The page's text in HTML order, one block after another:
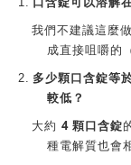
我們不建議這麼
成直接咀嚼的
2. 多少顆口含錠等
較低？
大約 4 顆口含錠
種電解質也會